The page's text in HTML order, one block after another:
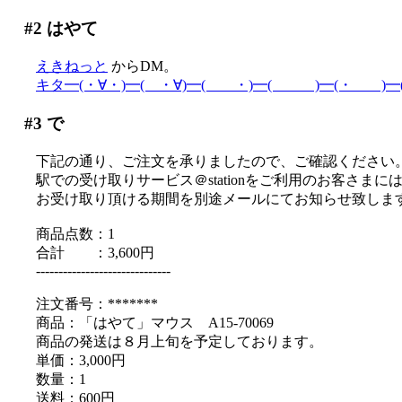
#2 はやて
えきねっと からDM。
キタ━(・∀・)━( ・∀)━( ・)━( )━(・ )━(∀
#3 で
下記の通り、ご注文を承りましたので、ご確認ください。
駅での受け取りサービス＠stationをご利用のお客さまには
お受け取り頂ける期間を別途メールにてお知らせ致しま
商品点数：1
合計 ：3,600円
------------------------------
注文番号：*******
商品：「はやて」マウス A15-70069
商品の発送は８月上旬を予定しております。
単価：3,000円
数量：1
送料：600円